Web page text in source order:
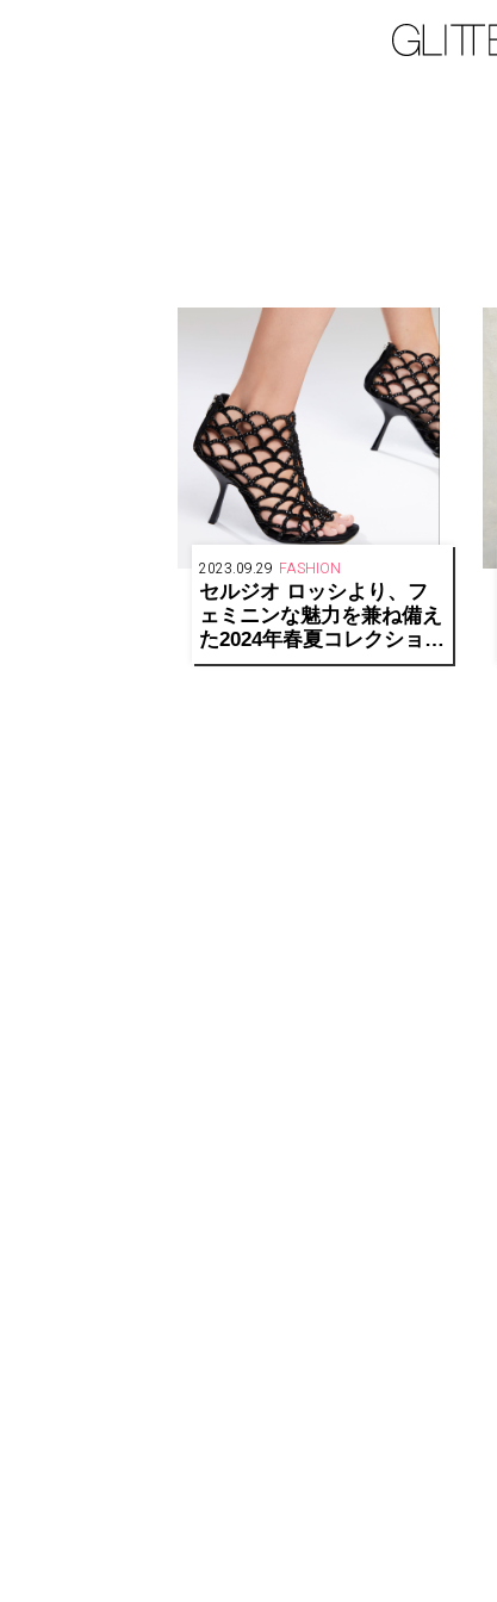
2023.09.29 FASHION
セルジオ ロッシより、フ
ェミニンな魅力を兼ね備え
た2024年春夏コレクション
を発表